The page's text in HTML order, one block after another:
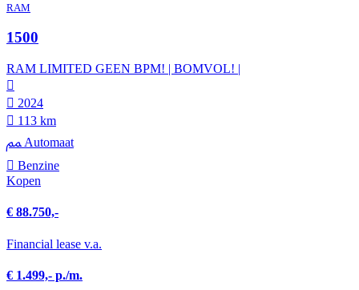
RAM
1500
RAM LIMITED GEEN BPM! | BOMVOL! |
2024
113 km
Automaat
Benzine
Kopen
€ 88.750,-
Financial lease v.a.
€ 1.499,- p./m.